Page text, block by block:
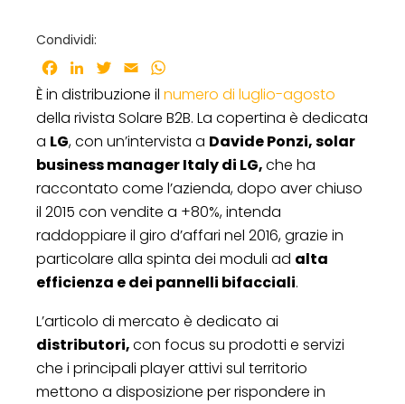
Condividi:
Facebook
LinkedInTwitter
Email
È in distribuzione il numero di luglio-agosto
della rivista Solare B2B. La copertina è dedicata
a LG, con un’intervista a Davide Ponzi, solar
business manager Italy di LG,che ha
raccontato come l’azienda, dopo aver chiuso
il 2015 con vendite a +80%, intenda
raddoppiare il giro d’affari nel 2016, grazie in
particolare alla spinta dei moduli ad alta
efficienza e dei pannelli bifacciali.
L’articolo di mercato è dedicato ai
distributori,con focus su prodotti e servizi
che i principali player attivi sul territorio
mettono a disposizione per rispondere in